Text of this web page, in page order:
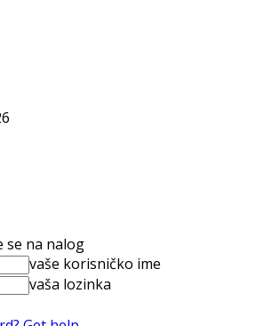
se na nalog
vaše korisničko ime
vaša lozinka